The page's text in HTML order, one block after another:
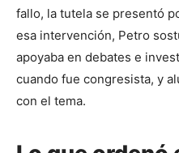
fallo, la tutela se presentó
esa intervención, Petro
apoyaba en debates e
cuando fue congresista, y
con el tema.